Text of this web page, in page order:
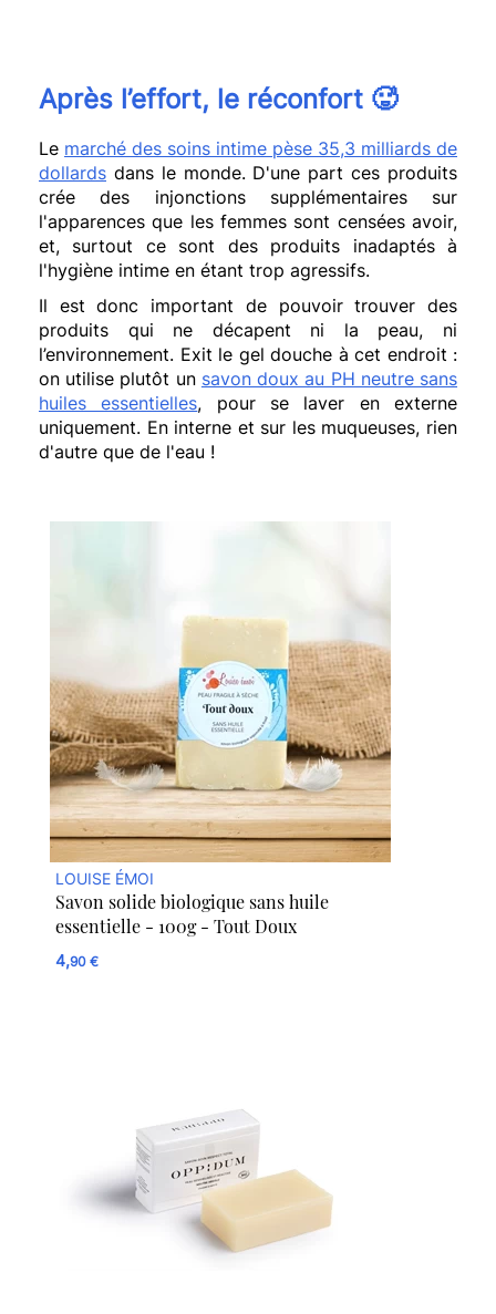
Après l’effort, le réconfort 🥵
Le marché des soins intime pèse 35,3 milliards de
dollards dans le monde. D'une part ces produits
crée des injonctions supplémentaires sur
l'apparences que les femmes sont censées avoir,
et, surtout ce sont des produits inadaptés à
l'hygiène intime en étant trop agressifs.
Il est donc important de pouvoir trouver des
produits qui ne décapent ni la peau, ni
l’environnement. Exit le gel douche à cet endroit :
on utilise plutôt un savon doux au PH neutre sans
huiles essentielles, pour se laver en externe
uniquement. En interne et sur les muqueuses, rien
d'autre que de l'eau !
LOUISE ÉMOI
Savon solide biologique sans huile
essentielle - 100g - Tout Doux
4,90 €